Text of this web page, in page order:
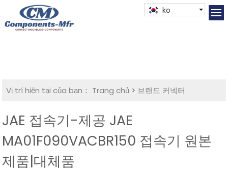
ko
Vị trí hiện tại của bạn： Trang chủ > 브랜드 커넥터
JAE 접속기-제공 JAE
MA01F090VACBR150 접속기 원본
제품|대체품